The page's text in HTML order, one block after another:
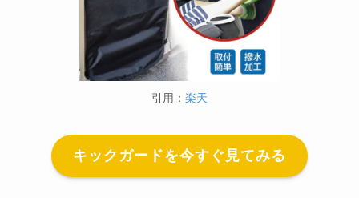
引用： 楽天
キックガードを今すぐ見てみる